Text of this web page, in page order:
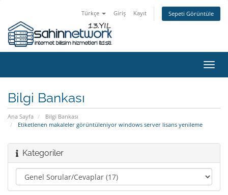
Türkçe Giriş Kayıt Sepeti Görüntüle
Bilgi Bankası
Ana Sayfa
Bilgi Bankası
Etiketlenen makaleler görüntüleniyor windows server lisans yenileme
Kategoriler